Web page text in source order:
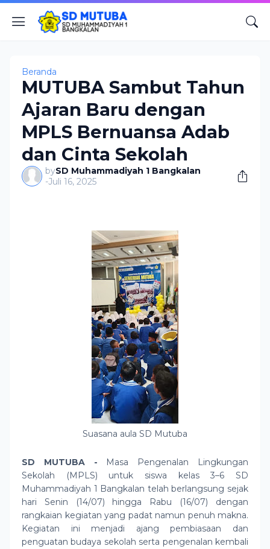
Beranda
MUTUBA Sambut Tahun
Ajaran Baru dengan
MPLS Bernuansa Adab
dan Cinta Sekolah
bySD Muhammadiyah 1 Bangkalan
-Juli 16, 2025
Suasana aula SD Mutuba
SD MUTUBA - Masa Pengenalan Lingkungan
Sekolah (MPLS) untuk siswa kelas 3–6 SD
Muhammadiyah 1 Bangkalan telah berlangsung sejak
hari Senin (14/07) hingga Rabu (16/07) dengan
rangkaian kegiatan yang padat namun penuh makna.
Kegiatan ini menjadi ajang pembiasaan dan
penguatan budaya sekolah serta pengenalan kembali